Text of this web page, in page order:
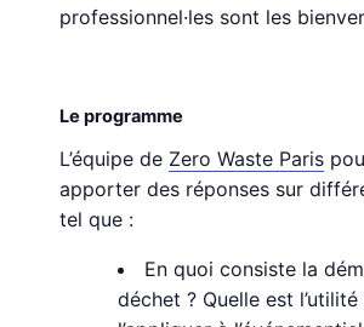
professionnel·les sont les
Le programme
L’équipe de Zero Waste Paris
apporter des réponses sur
tel que :
En quoi consiste la
déchet ? Quelle est l’utilité